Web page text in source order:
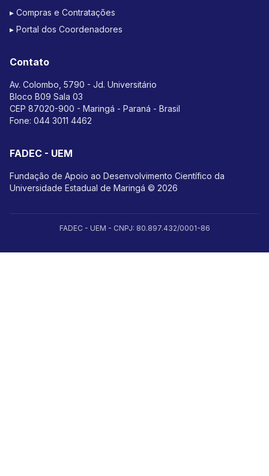
▸ Compras e Contratações
▸ Portal dos Coordenadores
Contato
Av. Colombo, 5790 - Jd. Universitário
Bloco B09 Sala 03
CEP 87020-900 - Maringá - Paraná - Brasil
Fone: 044 3011 4462
FADEC - UEM
Fundação de Apoio ao Desenvolvimento Científico da
Universidade Estadual de Maringá © 2026
FADEC - UEM - CNPJ: 80.897.432/0001-86